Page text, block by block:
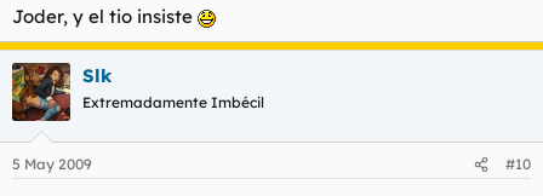
Joder, y el tio insiste
Slk
Extremadamente Imbécil
5 May 2009 #10